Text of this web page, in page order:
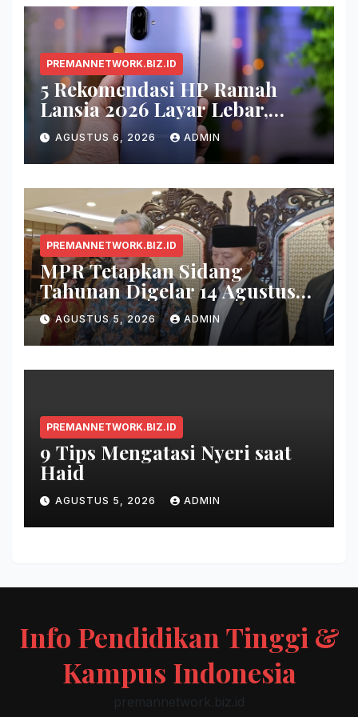
PREMANNETWORK.BIZ.ID
5 Rekomendasi HP Ramah
Lansia 2026 Layar Lebar,
Menu Simpel, dan Baterai
Awet
AGUSTUS 6, 2026 ADMIN
PREMANNETWORK.BIZ.ID
MPR Tetapkan Sidang
Tahunan Digelar 14 Agustus
2026
AGUSTUS 5, 2026 ADMIN
PREMANNETWORK.BIZ.ID
9 Tips Mengatasi Nyeri saat
Haid
AGUSTUS 5, 2026 ADMIN
Info Pendidikan Tinggi &
Kampus Indonesia
premannetwork.biz.id